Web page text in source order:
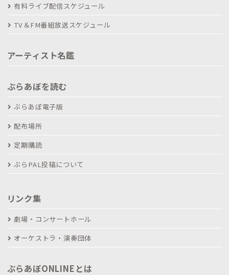
有料ライブ配信スケジュール
TV＆FM番組放送スケジュール
アーティスト名鑑
ぶらあぼを読む
ぶらあぼ電子版
配布場所
定期購読
ぶらPAL投稿について
リンク集
劇場・コンサートホール
オーケストラ・演奏団体
ぶらあぼONLINEとは